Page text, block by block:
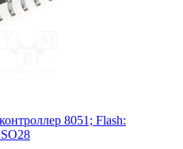
8051; Flash: